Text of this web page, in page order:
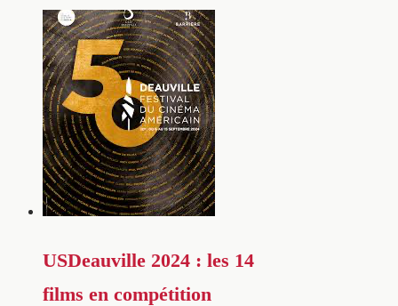
USDeauville 2024 : les 14
films en compétition